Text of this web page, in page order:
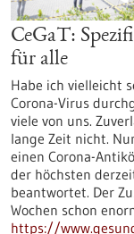
CeGaT:
für alle
Habe ich vielleicht
Corona-Virus
viele von uns.
lange Zeit nicht.
einen Corona-
der höchsten
beantwortet. Der
Wochen schon
https://